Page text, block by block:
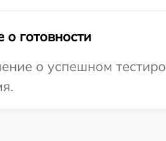
готовности
о успешном